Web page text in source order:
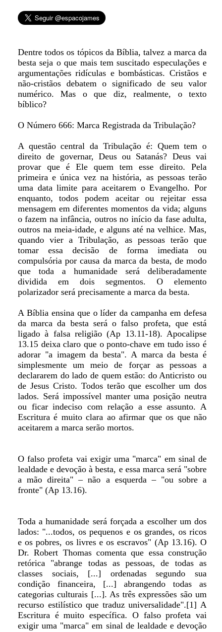
Dentre todos os tópicos da Bíblia, talvez a marca da
besta seja o que mais tem suscitado especulações e
argumentações ridículas e bombásticas. Cristãos e
não-cristãos debatem o significado de seu valor
numérico. Mas o que diz, realmente, o texto
bíblico?
O Número 666: Marca Registrada da Tribulação?
A questão central da Tribulação é: Quem tem o
direito de governar, Deus ou Satanás? Deus vai
provar que é Ele quem tem esse direito. Pela
primeira e única vez na história, as pessoas terão
uma data limite para aceitarem o Evangelho. Por
enquanto, todos podem aceitar ou rejeitar essa
mensagem em diferentes momentos da vida; alguns
o fazem na infância, outros no início da fase adulta,
outros na meia-idade, e alguns até na velhice. Mas,
quando vier a Tribulação, as pessoas terão que
tomar essa decisão de forma imediata ou
compulsória por causa da marca da besta, de modo
que toda a humanidade será deliberadamente
dividida em dois segmentos. O elemento
polarizador será precisamente a marca da besta.
A Bíblia ensina que o líder da campanha em defesa
da marca da besta será o falso profeta, que está
ligado à falsa religião (Ap 13.11-18). Apocalipse
13.15 deixa claro que o ponto-chave em tudo isso é
adorar "a imagem da besta". A marca da besta é
simplesmente um meio de forçar as pessoas a
declararem do lado de quem estão: do Anticristo ou
de Jesus Cristo. Todos terão que escolher um dos
lados. Será impossível manter uma posição neutra
ou ficar indeciso com relação a esse assunto. A
Escritura é muito clara ao afirmar que os que não
aceitarem a marca serão mortos.
O falso profeta vai exigir uma "marca" em sinal de
lealdade e devoção à besta, e essa marca será "sobre
a mão direita" – não a esquerda – "ou sobre a
fronte" (Ap 13.16).
Toda a humanidade será forçada a escolher um dos
lados: "...todos, os pequenos e os grandes, os ricos
e os pobres, os livres e os escravos" (Ap 13.16). O
Dr. Robert Thomas comenta que essa construção
retórica "abrange todas as pessoas, de todas as
classes sociais, [...] ordenadas segundo sua
condição financeira, [...] abrangendo todas as
categorias culturais [...]. As três expressões são um
recurso estilístico que traduz universalidade".[1] A
Escritura é muito específica. O falso profeta vai
exigir uma "marca" em sinal de lealdade e devoção